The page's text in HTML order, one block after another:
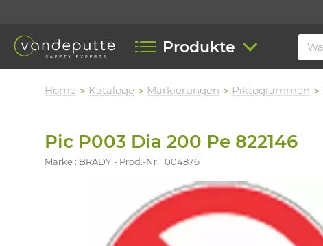
Produkte
Home Kataloge Markierungen Piktogrammen
Pic P003 Dia 200 Pe 822146
Marke : BRADY Prod.-Nr. 1004876